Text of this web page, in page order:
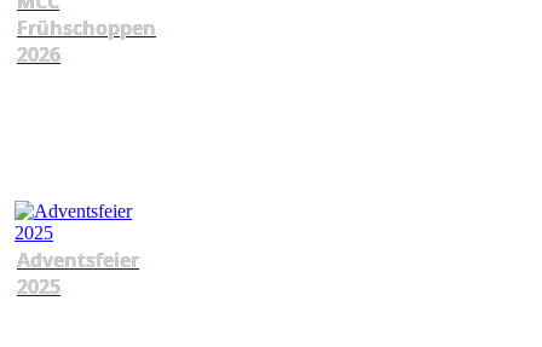
Frühschoppen
2026
Adventsfeier
2025